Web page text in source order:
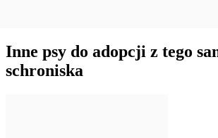
Inne psy do adopcji z tego
schroniska